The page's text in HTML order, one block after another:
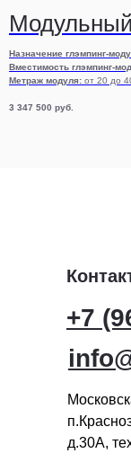
Назначение глэмпинг-
Вместимость глэмпинг-
Метраж модуля: от 20 до
3 347 500 руб.
+7
д.30А,